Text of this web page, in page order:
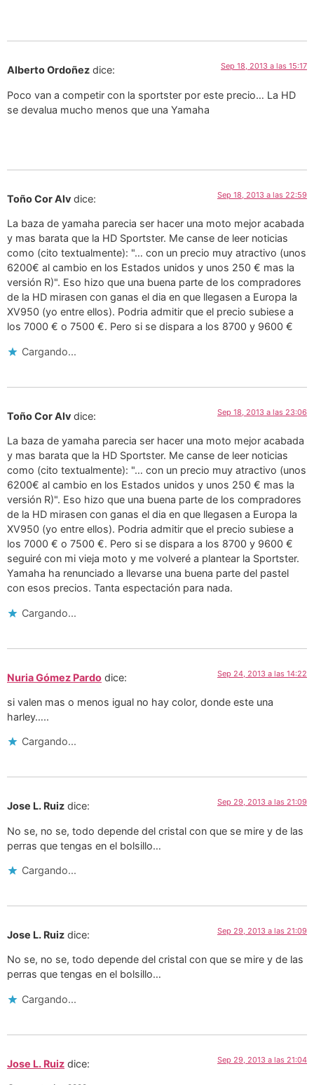
Alberto Ordoñez dice: Sep 18, 2013 a las 15:17
Poco van a competir con la sportster por este precio… La HD
se devalua mucho menos que una Yamaha
Toño Cor Alv dice: Sep 18, 2013 a las 22:59
La baza de yamaha parecia ser hacer una moto mejor acabada
y mas barata que la HD Sportster. Me canse de leer noticias
como (cito textualmente): "… con un precio muy atractivo (unos
6200€ al cambio en los Estados unidos y unos 250 € mas la
versión R)". Eso hizo que una buena parte de los compradores
de la HD mirasen con ganas el dia en que llegasen a Europa la
XV950 (yo entre ellos). Podria admitir que el precio subiese a
los 7000 € o 7500 €. Pero si se dispara a los 8700 y 9600 €
Cargando...
Toño Cor Alv dice: Sep 18, 2013 a las 23:06
La baza de yamaha parecia ser hacer una moto mejor acabada
y mas barata que la HD Sportster. Me canse de leer noticias
como (cito textualmente): "… con un precio muy atractivo (unos
6200€ al cambio en los Estados unidos y unos 250 € mas la
versión R)". Eso hizo que una buena parte de los compradores
de la HD mirasen con ganas el dia en que llegasen a Europa la
XV950 (yo entre ellos). Podria admitir que el precio subiese a
los 7000 € o 7500 €. Pero si se dispara a los 8700 y 9600 €
seguiré con mi vieja moto y me volveré a plantear la Sportster.
Yamaha ha renunciado a llevarse una buena parte del pastel
con esos precios. Tanta espectación para nada.
Cargando...
Nuria Gómez Pardo dice: Sep 24, 2013 a las 14:22
si valen mas o menos igual no hay color, donde este una
harley…..
Cargando...
Jose L. Ruiz dice: Sep 29, 2013 a las 21:09
No se, no se, todo depende del cristal con que se mire y de las
perras que tengas en el bolsillo…
Cargando...
Jose L. Ruiz dice: Sep 29, 2013 a las 21:09
No se, no se, todo depende del cristal con que se mire y de las
perras que tengas en el bolsillo…
Cargando...
Jose L. Ruiz dice: Sep 29, 2013 a las 21:04